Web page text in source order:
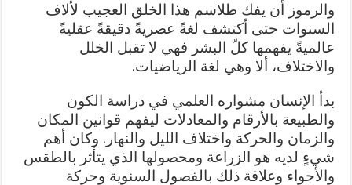
والرموز أن يفك طلاسم هذا الخلق العجيب لألاف
السنوات حتى أكتشف لغةً عصريةً دقيقةً عقليةً
عالميةً يفهمها كلّ البشر فهي لا تقبل الخلل
والاختلاف، ألا وهي لغة الرياضيات.
بدأ الإنسان مشواره العلمي في دراسة الكون
والطبيعة بالأرقام والمعادلات ليفهم قوانين المكان
والزمان والحركة واختلاف الليل والنهار. وكان أهم
شيءٍ لديه هو الزراعة ومحصولها الذي يتأثر بالطقس
والأجواء وعلاقة ذلك بالفصول السنوية وحركة